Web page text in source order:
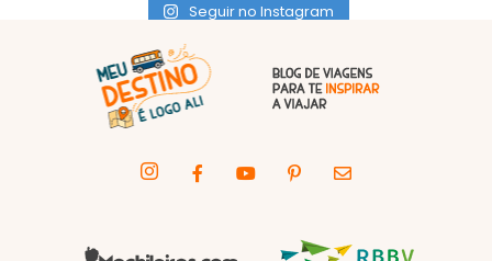
Seguir no Instagram